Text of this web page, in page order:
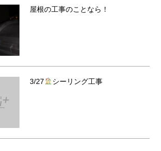
屋根の工事のことなら！
3/27 シーリング工事